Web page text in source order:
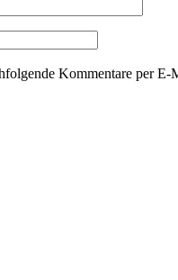
Kommentare per E-